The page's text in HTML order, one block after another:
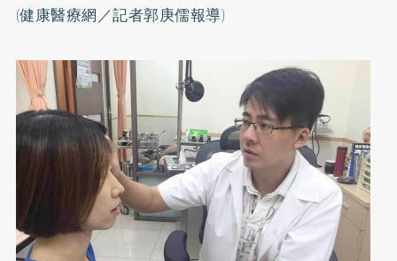
(健康醫療網／記者郭庚儒報導)